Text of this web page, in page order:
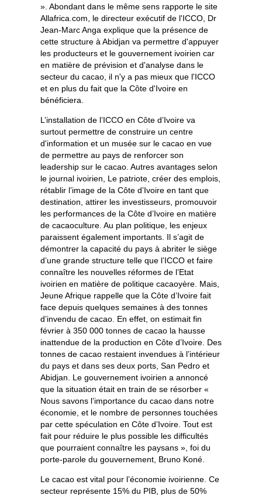
». Abondant dans le même sens rapporte le site
Allafrica.com, le directeur exécutif de l'ICCO, Dr
Jean-Marc Anga explique que la présence de
cette structure à Abidjan va permettre d'appuyer
les producteurs et le gouvernement ivoirien car
en matière de prévision et d'analyse dans le
secteur du cacao, il n'y a pas mieux que l'ICCO
et en plus du fait que la Côte d'Ivoire en
bénéficiera.
L’installation de l’ICCO en Côte d’Ivoire va
surtout permettre de construire un centre
d'information et un musée sur le cacao en vue
de permettre au pays de renforcer son
leadership sur le cacao. Autres avantages selon
le journal ivoirien, Le patriote, créer des emplois,
rétablir l’image de la Côte d’Ivoire en tant que
destination, attirer les investisseurs, promouvoir
les performances de la Côte d’Ivoire en matière
de cacaoculture. Au plan politique, les enjeux
paraissent également importants. Il s’agit de
démontrer la capacité du pays à abriter le siège
d’une grande structure telle que l’ICCO et faire
connaître les nouvelles réformes de l’Etat
ivoirien en matière de politique cacaoyère. Mais,
Jeune Afrique rappelle que la Côte d’Ivoire fait
face depuis quelques semaines à des tonnes
d’invendu de cacao. En effet, on estimait fin
février à 350 000 tonnes de cacao la hausse
inattendue de la production en Côte d’Ivoire. Des
tonnes de cacao restaient invendues à l’intérieur
du pays et dans ses deux ports, San Pedro et
Abidjan. Le gouvernement ivoirien a annoncé
que la situation était en train de se résorber «
Nous savons l’importance du cacao dans notre
économie, et le nombre de personnes touchées
par cette spéculation en Côte d’Ivoire. Tout est
fait pour réduire le plus possible les difficultés
que pourraient connaître les paysans », foi du
porte-parole du gouvernement, Bruno Koné.
Le cacao est vital pour l’économie ivoirienne. Ce
secteur représente 15% du PIB, plus de 50%